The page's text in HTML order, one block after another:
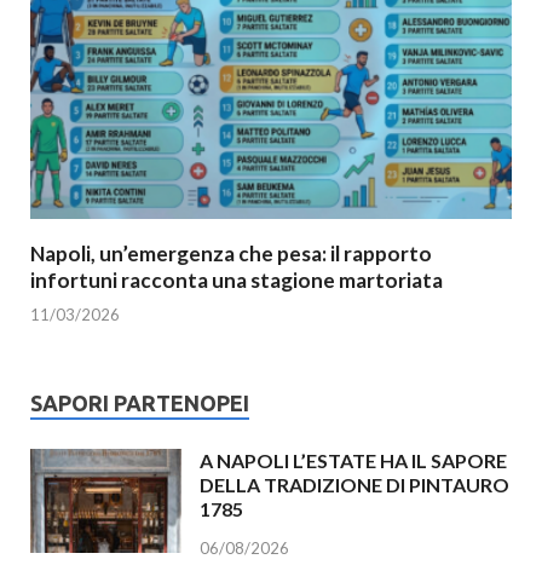
Napoli, un’emergenza che pesa: il rapporto
infortuni racconta una stagione martoriata
11/03/2026
SAPORI PARTENOPEI
A NAPOLI L’ESTATE HA IL SAPORE
DELLA TRADIZIONE DI PINTAURO
1785
06/08/2026